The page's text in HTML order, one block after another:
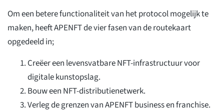
Om een betere functionaliteit van het protocol mogelijk te
maken, heeft APENFT de vier fasen van de routekaart
opgedeeld in;
Creëer een levensvatbare NFT-infrastructuur voor
digitale kunstopslag.
Bouw een NFT-distributienetwerk.
Verleg de grenzen van APENFT business en franchise.